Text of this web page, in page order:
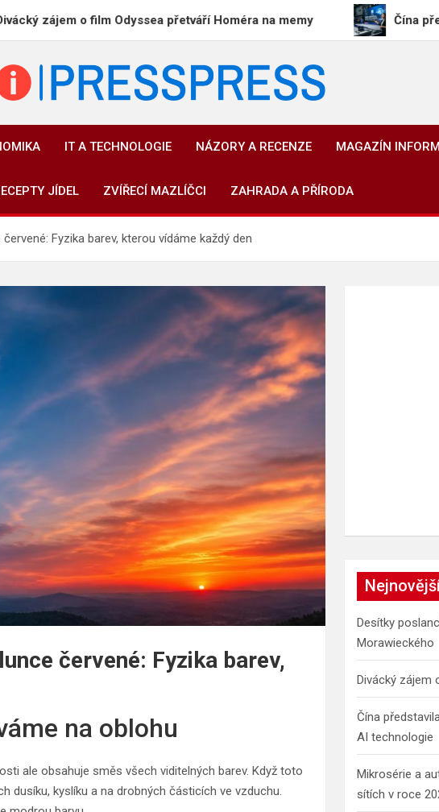
film Odyssea přetváří Homéra na memy Čína představila
IT A TECHNOLOGIE NÁZORY A RECENZE MAGAZÍN
JÍDEL ZVÍŘECÍ MAZLÍČCI ZAHRADA A PŘÍRODA
Fyzika barev, kterou vídáme každý den
červené: Fyzika barev,
na oblohu
ale obsahuje směs všech viditelných barev. Když toto
dusíku, kyslíku a na drobných částicích ve vzduchu.
Desítky
Morawieckého
Divácký zájem
Čína
AI technologie
Mikrosérie a
sítích v roce